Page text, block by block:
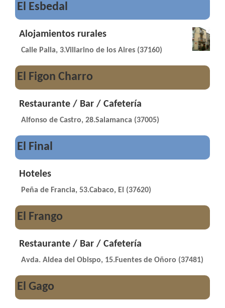
El Esbedal
Alojamientos rurales
Calle Palla, 3.Villarino de los Aires (37160)
El Figon Charro
Restaurante / Bar / Cafetería
Alfonso de Castro, 28.Salamanca (37005)
El Final
Hoteles
Peña de Francia, 53.Cabaco, El (37620)
El Frango
Restaurante / Bar / Cafetería
Avda. Aldea del Obispo, 15.Fuentes de Oñoro (37481)
El Gago